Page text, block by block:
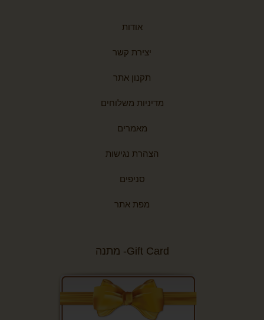
אודות
יצירת קשר
תקנון אתר
מדיניות משלוחים
מאמרים
הצהרת נגישות
סניפים
מפת אתר
Gift Card- מתנה